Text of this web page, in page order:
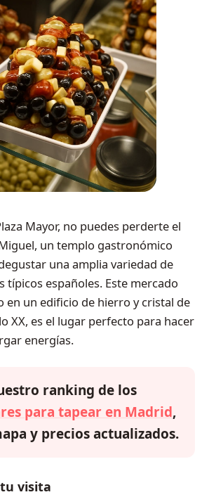
Mayor, no puedes perderte el
un templo gastronómico
una amplia variedad de
típicos españoles. Este mercado
en un edificio de hierro y cristal de
XX, es el lugar perfecto para hacer
energías.
ranking de los
para tapear en Madrid,
y precios actualizados.
visita